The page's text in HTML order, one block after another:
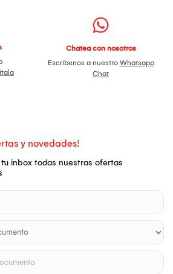
Chatea con nosotros
Escríbenos a nuestro Whatsapp
Chat
y novedades!
inbox todas nuestras ofertas